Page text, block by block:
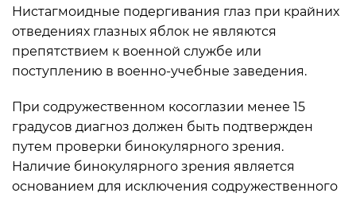
Нистагмоидные подергивания глаз при крайних
отведениях глазных яблок не являются
препятствием к военной службе или
поступлению в военно-учебные заведения.
При содружественном косоглазии менее 15
градусов диагноз должен быть подтвержден
путем проверки бинокулярного зрения.
Наличие бинокулярного зрения является
основанием для исключения содружественного